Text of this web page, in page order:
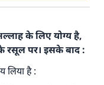
के लिए योग्य है,
रसूल पर। इसके बाद :
लिया है :